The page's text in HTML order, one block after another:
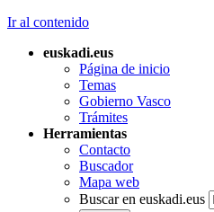
Ir al contenido
euskadi.eus
Página de inicio
Temas
Gobierno Vasco
Trámites
Herramientas
Contacto
Buscador
Mapa web
Buscar en euskadi.eus